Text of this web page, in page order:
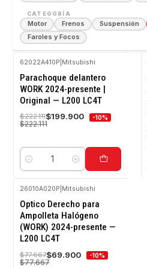
CATEGORÍA
Motor Frenos Suspensión
Faroles y Focos
-10%
OFF
62022A410P Mitsubishi
Parachoque delantero
WORK 2024-presente |
Original — L200 LC4T
$222.111$199.900 -10%
$222.111
Cantidad
-10%
OFF
26010A020P Mitsubishi
Optico Derecho para
Ampolleta Halógeno
(WORK) 2024-presente —
L200 LC4T
$77.667$69.900 -10%
$77.667